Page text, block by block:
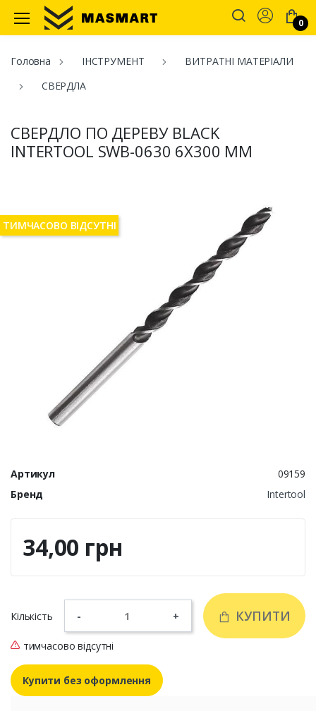
Masmart
Account
0
Головна ІНСТРУМЕНТ
ВИТРАТНІ МАТЕРІАЛИ
СВЕРДЛА
СВЕРДЛО ПО ДЕРЕВУ BLACK
INTERTOOL SWВ-0630 6Х300 ММ
ТИМЧАСОВО ВІДСУТНІ
Артикул
09159
Бренд
Intertool
34,00 грн
Кількість - + КУПИТИ
тимчасово відсутні
Купити без оформлення